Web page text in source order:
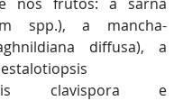
spp.), a mancha-
diffusa), a
clavispora e